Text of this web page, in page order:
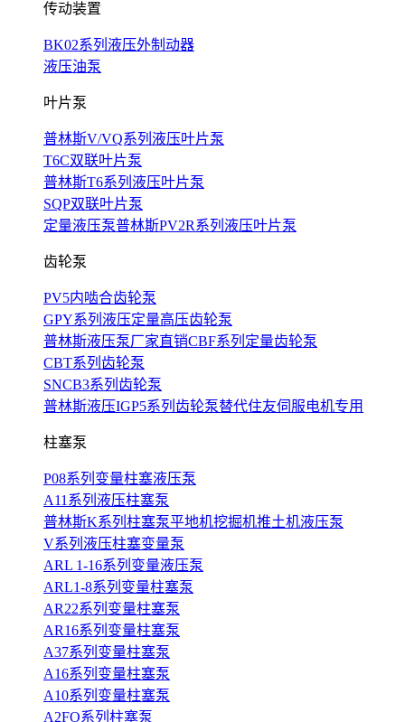
传动装置
BK02系列液压外制动器
液压油泵
叶片泵
普林斯V/VQ系列液压叶片泵
T6C双联叶片泵
普林斯T6系列液压叶片泵
SQP双联叶片泵
定量液压泵普林斯PV2R系列液压叶片泵
齿轮泵
PV5内啮合齿轮泵
GPY系列液压定量高压齿轮泵
普林斯液压泵厂家直销CBF系列定量齿轮泵
CBT系列齿轮泵
SNCB3系列齿轮泵
普林斯液压IGP5系列齿轮泵替代住友伺服电机专用
柱塞泵
P08系列变量柱塞液压泵
A11系列液压柱塞泵
普林斯K系列柱塞泵平地机挖掘机推土机液压泵
V系列液压柱塞变量泵
ARL 1-16系列变量液压泵
ARL1-8系列变量柱塞泵
AR22系列变量柱塞泵
AR16系列变量柱塞泵
A37系列变量柱塞泵
A16系列变量柱塞泵
A10系列变量柱塞泵
A2FO系列柱塞泵